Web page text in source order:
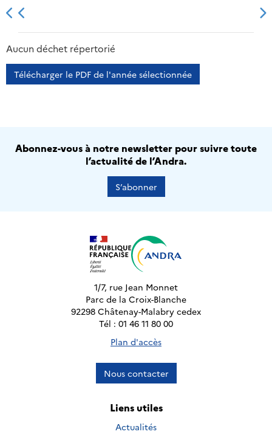
2013 2014
Aucun déchet répertorié
Télécharger le PDF de l'année sélectionnée
Abonnez-vous à notre newsletter pour suivre toute
l’actualité de l’Andra.
S’abonner
1/7, rue Jean Monnet
Parc de la Croix-Blanche
92298 Châtenay-Malabry cedex
Tél : 01 46 11 80 00
Plan d'accès
Nous contacter
Liens utiles
Actualités